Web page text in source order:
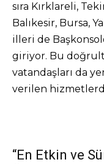
sıra Kırklareli,
Balıkesir, Bursa,
illeri de
giriyor. Bu
vatandaşları da
verilen
“En Etkin ve